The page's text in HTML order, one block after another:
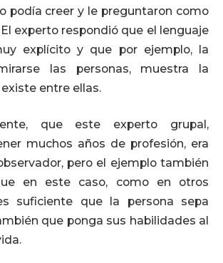
podía creer y le preguntaron como
experto respondió que el lenguaje
explícito y que por ejemplo, la
las personas, muestra la
entre ellas.
que este experto grupal,
muchos años de profesión, era
pero el ejemplo también
en este caso, como en otros
suficiente que la persona sepa
que ponga sus habilidades al